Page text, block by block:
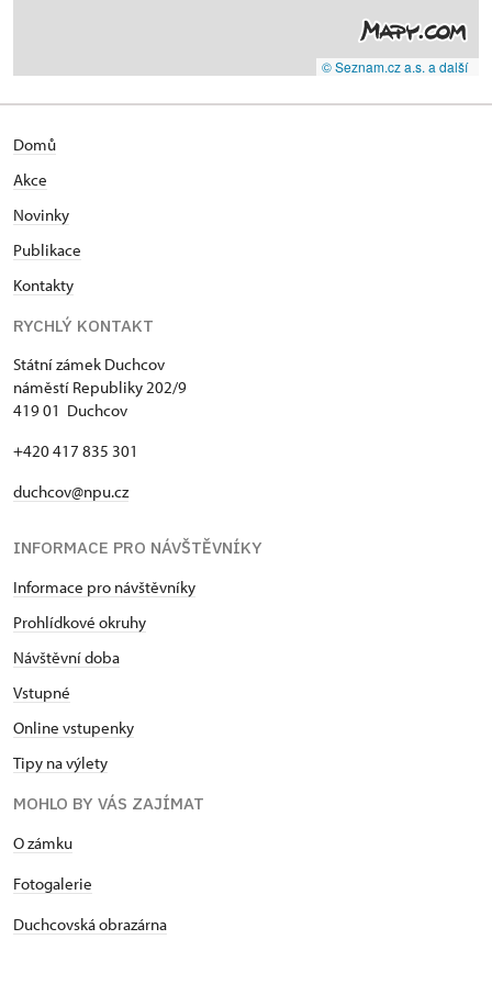
© Seznam.cz a.s. a další
Domů
Akce
Novinky
Publikace
Kontakty
RYCHLÝ KONTAKT
Státní zámek Duchcov
náměstí Republiky 202/9
419 01 Duchcov
+420 417 835 301
duchcov@npu.cz
INFORMACE PRO NÁVŠTĚVNÍKY
Informace pro návštěvníky
Prohlídkové okruhy
Návštěvní doba
Vstupné
Online vstupenky
Tipy na výlety
MOHLO BY VÁS ZAJÍMAT
O zámku
Fotogalerie
Duchcovská obrazárna